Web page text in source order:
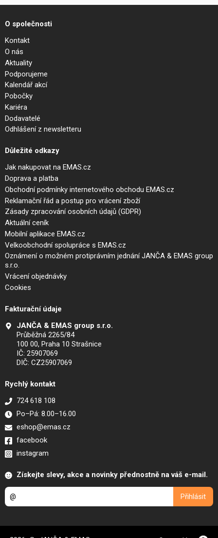
O společnosti
Kontakt
O nás
Aktuality
Podporujeme
Kalendář akcí
Pobočky
Kariéra
Dodavatelé
Odhlášení z newsletteru
Důležité odkazy
Jak nakupovat na EMAS.cz
Doprava a platba
Obchodní podmínky internetového obchodu EMAS.cz
Reklamační řád a postup pro vrácení zboží
Zásady zpracování osobních údajů (GDPR)
Aktuální ceník
Mobilní aplikace EMAS.cz
Velkoobchodní spolupráce s EMAS.cz
Oznámení o možném protiprávním jednání JANČA & EMAS group
s.r.o.
Vrácení objednávky
Cookies
Fakturační údaje
JANČA & EMAS group s.r.o.
Průběžná 2265/84
100 00, Praha 10 Strašnice
IČ: 25907069
DIČ: CZ25907069
Rychlý kontakt
724 618 108
Po–Pá: 8.00–16.00
eshop@emas.cz
facebook
instagram
Získejte slevy, akce a novinky přednostně na váš e-mail.